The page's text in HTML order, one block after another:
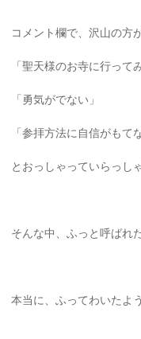
コメント欄で、沢山の方が
「聖天様のお寺に行って
「勇気がでない」
「参拝方法に自信がもて
とおっしゃっていらっし
そんな中、ふっと呼ばれ
本当に、ふってわいたよ